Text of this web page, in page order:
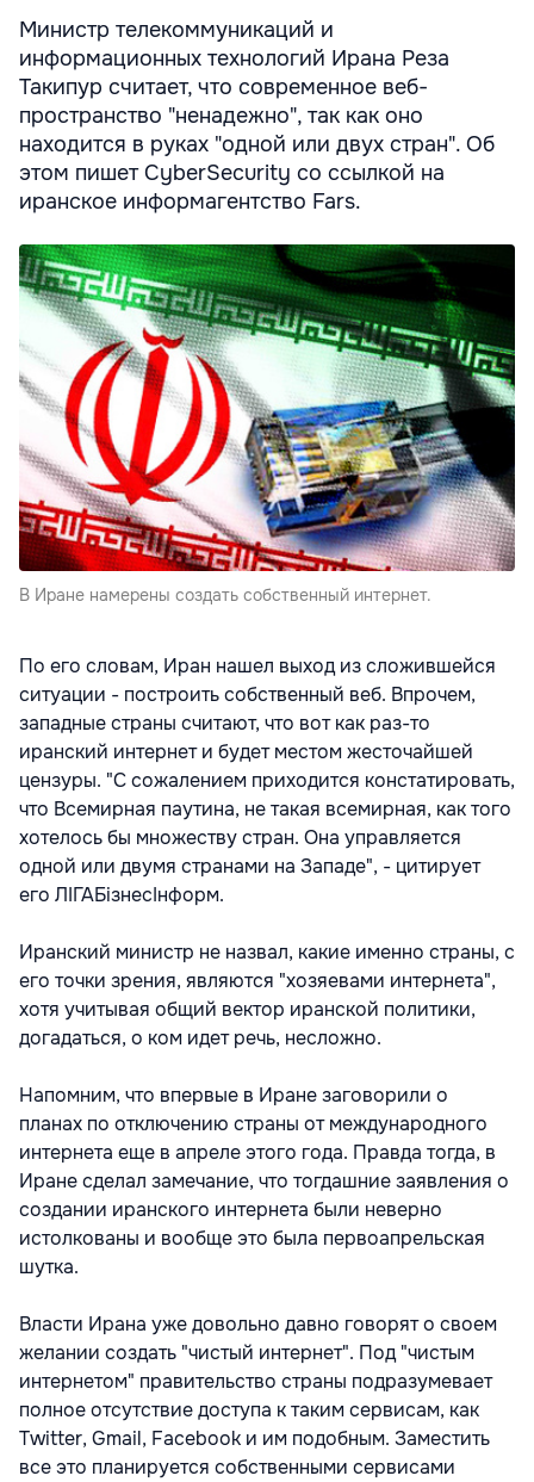
Министр телекоммуникаций и
информационных технологий Ирана Реза
Такипур считает, что современное веб-
пространство "ненадежно", так как оно
находится в руках "одной или двух стран". Об
этом пишет CyberSecurity со ссылкой на
иранское информагентство Fars.
В Иране намерены создать собственный интернет.
По его словам, Иран нашел выход из сложившейся
ситуации - построить собственный веб. Впрочем,
западные страны считают, что вот как раз-то
иранский интернет и будет местом жесточайшей
цензуры. "С сожалением приходится констатировать,
что Всемирная паутина, не такая всемирная, как того
хотелось бы множеству стран. Она управляется
одной или двумя странами на Западе", - цитирует
его ЛIГАБiзнесIнформ.
Иранский министр не назвал, какие именно страны, с
его точки зрения, являются "хозяевами интернета",
хотя учитывая общий вектор иранской политики,
догадаться, о ком идет речь, несложно.
Напомним, что впервые в Иране заговорили о
планах по отключению страны от международного
интернета еще в апреле этого года. Правда тогда, в
Иране сделал замечание, что тогдашние заявления о
создании иранского интернета были неверно
истолкованы и вообще это была первоапрельская
шутка.
Власти Ирана уже довольно давно говорят о своем
желании создать "чистый интернет". Под "чистым
интернетом" правительство страны подразумевает
полное отсутствие доступа к таким сервисам, как
Twitter, Gmail, Facebook и им подобным. Заместить
все это планируется собственными сервисами